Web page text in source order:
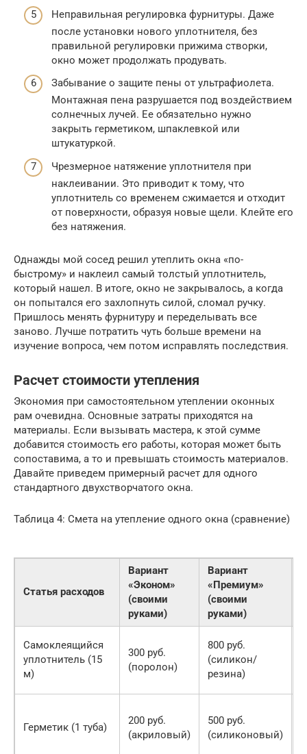
Неправильная регулировка фурнитуры. Даже
после установки нового уплотнителя, без
правильной регулировки прижима створки,
окно может продолжать продувать.
Забывание о защите пены от ультрафиолета.
Монтажная пена разрушается под воздействием
солнечных лучей. Ее обязательно нужно
закрыть герметиком, шпаклевкой или
штукатуркой.
Чрезмерное натяжение уплотнителя при
наклеивании. Это приводит к тому, что
уплотнитель со временем сжимается и отходит
от поверхности, образуя новые щели. Клейте его
без натяжения.
Однажды мой сосед решил утеплить окна «по-
быстрому» и наклеил самый толстый уплотнитель,
который нашел. В итоге, окно не закрывалось, а когда
он попытался его захлопнуть силой, сломал ручку.
Пришлось менять фурнитуру и переделывать все
заново. Лучше потратить чуть больше времени на
изучение вопроса, чем потом исправлять последствия.
Расчет стоимости утепления
Экономия при самостоятельном утеплении оконных
рам очевидна. Основные затраты приходятся на
материалы. Если вызывать мастера, к этой сумме
добавится стоимость его работы, которая может быть
сопоставима, а то и превышать стоимость материалов.
Давайте приведем примерный расчет для одного
стандартного двухстворчатого окна.
Таблица 4: Смета на утепление одного окна (сравнение)
Статья расходов
Вариант
«Эконом»
(своими
руками)
Вариант
«Премиум»
(своими
руками)
Самоклеящийся
уплотнитель (15
м)
300 руб.
(поролон)
800 руб.
(силикон/
резина)
Герметик (1 туба)
200 руб.
(акриловый)
500 руб.
(силиконовый)